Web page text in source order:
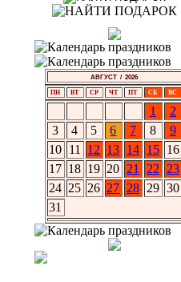
АВГУСТ / 2026
ПН ВТ СР ЧТ ПТ СБ ВС
1
2
3
4 5 6 7 8
9
10 11 12 13 14 15 16
17 18 19 20 21 22
23
24 25 26 27 28 29 30
31